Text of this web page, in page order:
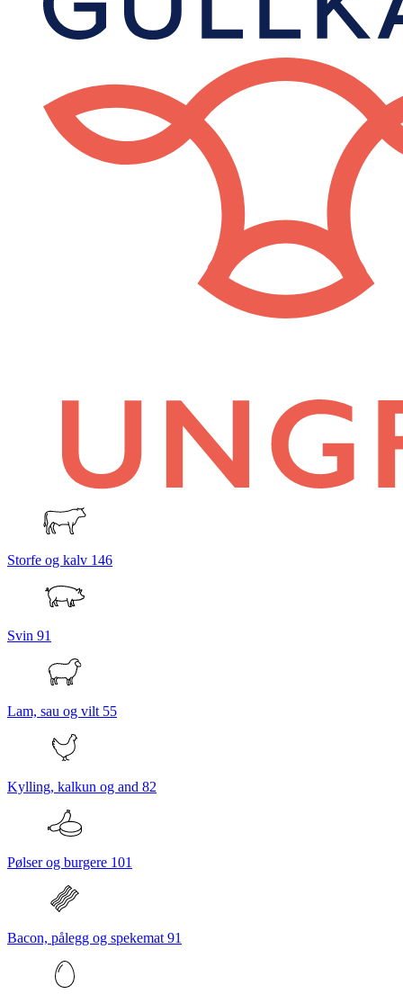
Storfe og kalv 146
Svin 91
Lam, sau og vilt 55
Kylling, kalkun og and 82
Pølser og burgere 101
Bacon, pålegg og spekemat 91